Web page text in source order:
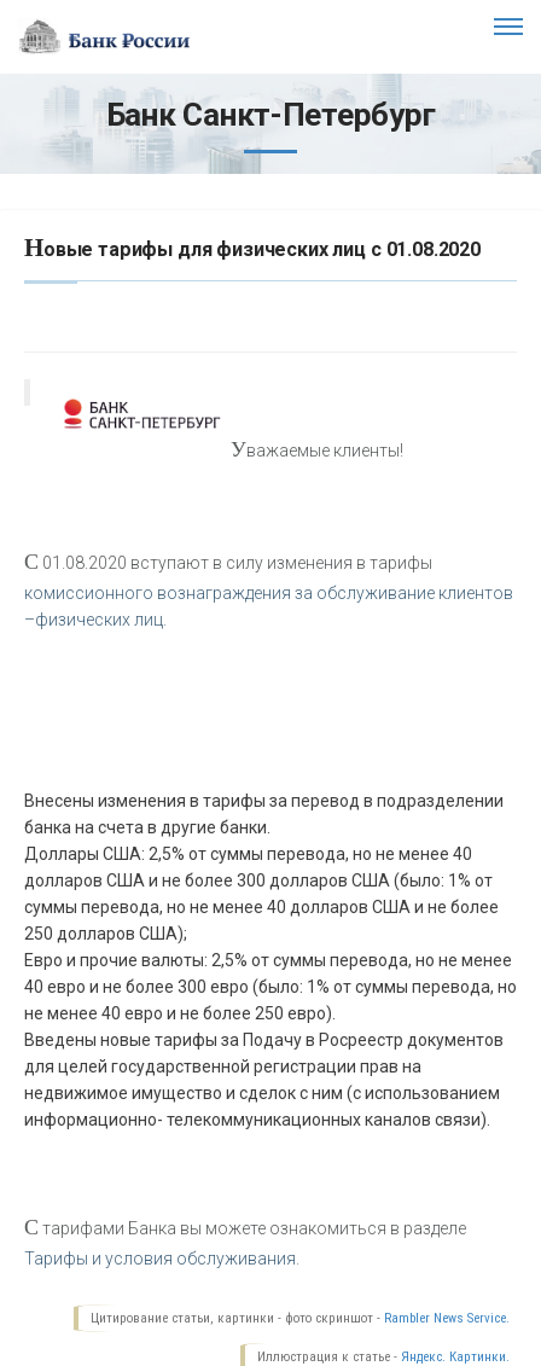
Банк Санкт-Петербург
Новые тарифы для физических лиц с 01.08.2020
Уважаемые клиенты!
С 01.08.2020 вступают в силу изменения в тарифы
комиссионного вознаграждения за обслуживание клиентов
–физических лиц.
Внесены изменения в тарифы за перевод в подразделении
банка на счета в другие банки.
Доллары США: 2,5% от суммы перевода, но не менее 40
долларов США и не более 300 долларов США (было: 1% от
суммы перевода, но не менее 40 долларов США и не более
250 долларов США);
Евро и прочие валюты: 2,5% от суммы перевода, но не менее
40 евро и не более 300 евро (было: 1% от суммы перевода, но
не менее 40 евро и не более 250 евро).
Введены новые тарифы за Подачу в Росреестр документов
для целей государственной регистрации прав на
недвижимое имущество и сделок с ним (с использованием
информационно- телекоммуникационных каналов связи).
С тарифами Банка вы можете ознакомиться в разделе
Тарифы и условия обслуживания.
Цитирование статьи, картинки - фото скриншот - Rambler News Service.
Иллюстрация к статье - Яндекс. Картинки.